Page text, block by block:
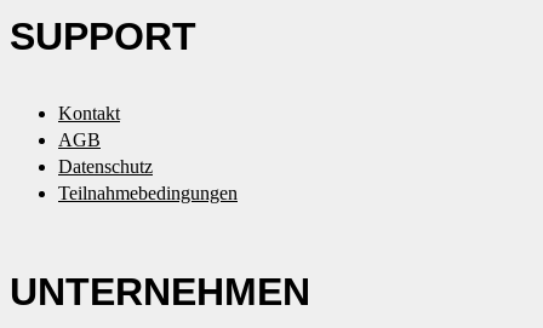
SUPPORT
Kontakt
AGB
Datenschutz
Teilnahmebedingungen
UNTERNEHMEN